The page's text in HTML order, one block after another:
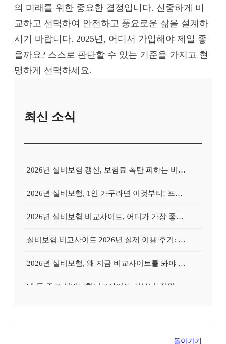
의 미래를 위한 중요한 결정입니다. 신중하게 비
교하고 선택하여 안전하고 풍요로운 삶을 설계하
시기 바랍니다. 2025년, 어디서 가입해야 제일 좋
을까요? 스스로 판단할 수 있는 기준을 가지고 현
명하게 선택하세요.
최신 소식
2026년 실비보험 갱신, 보험료 폭탄 피하는 비교사이트의 비밀
2026년 실비보험, 1인 가구라면 이것부터! 프리랜서를 위한 비교사이트 활용 가이드
2026년 실비보험 비교사이트, 어디가 가장 좋을까? Top 3 업체 전격 분석
실비보험 비교사이트 2026년 실제 이용 후기: 저렴하게 가입 성공한 비법 공개
2026년 실비보험, 왜 지금 비교사이트를 봐야 할까? 놓치면 후회할 3가지 이유
돌아가기